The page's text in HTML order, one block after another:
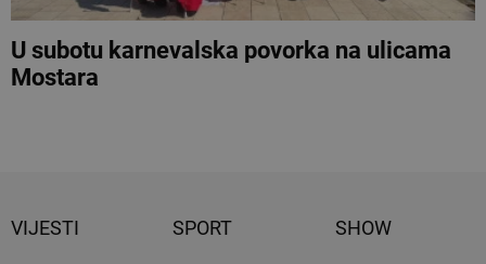
U subotu karnevalska povorka na ulicama
Mostara
VIJESTI SPORT SHOW